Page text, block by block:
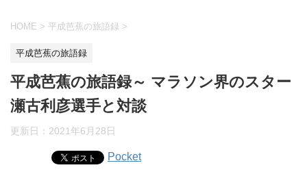
HOME > 平成芭蕉の旅語録 >
平成芭蕉の旅語録
平成芭蕉の旅語録～ マラソン界のスター
瀬古利彦選手と対談
更新日： 2021年6月28日
Pocket